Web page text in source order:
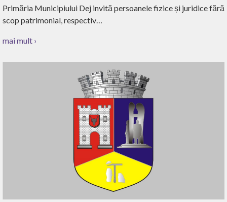
Primăria Municipiului Dej invită persoanele fizice și juridice fără
scop patrimonial, respectiv…
mai mult ›